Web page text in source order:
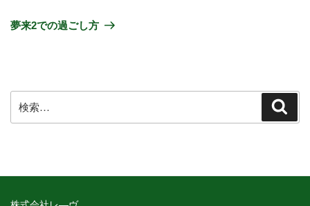
夢来2での過ごし方